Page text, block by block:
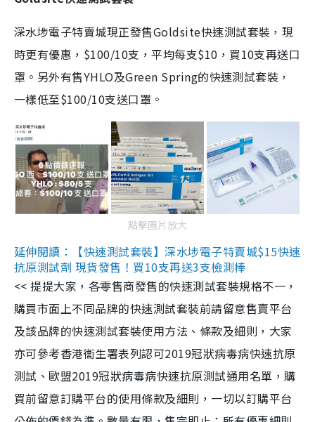
深水埗電子特賣城現正發售Goldsite快速測試套裝，現
時更有優惠，$100/10支，平均每支$10，買10支再送口
罩。另外有售YHLO及Green Spring的快速測試套裝，
一樣低至$100/10支送口罩。
點擊圖片放大
延伸閱讀：【快速測試套裝】深水埗電子特賣城$15快速
抗原測試劑 現貨發售！買10支再送3支檢測棒
<< 提提大家，各零售商發售的快速測試套裝規格不一，
購買市面上不同品牌的快速測試套裝前請留意售賣平台
及該品牌的快速測試套裝使用方法、條款及細則，大家
亦可參考香港衞生署表列認可2019冠狀病毒病快速抗原
測試、歐盟2019冠狀病毒病快速抗原測試通用名單，購
買前留意訂購平台的使用條款及細則，一切以訂購平台